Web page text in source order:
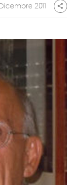
2011 share